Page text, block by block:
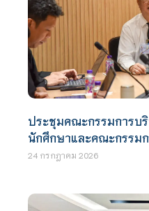
ประชุมคณะกรรมการบ
นักศึกษาและคณะกรรม
24 กรกฎาคม 2026